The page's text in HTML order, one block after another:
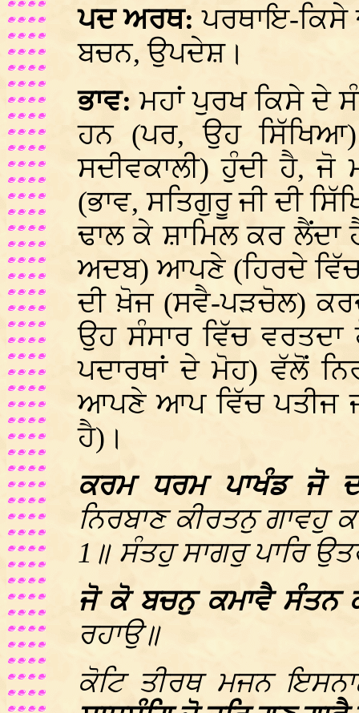
ਪਦ ਅਰਥ:ਪਰਥਾਇ-ਕਿਸੇ
ਬਚਨ, ਉਪਦੇਸ਼।
ਭਾਵ:ਮਹਾਂ ਪੁਰਖ ਕਿਸੇ ਦੇ
ਹਨ (ਪਰ, ਉਹ
ਸਦੀਵਕਾਲੀ) ਹੁੰਦੀ ਹੈ,
(ਭਾਵ, ਸਤਿਗੁਰੂ ਜੀ ਦੀ
ਢਾਲ ਕੇ ਸ਼ਾਮਿਲ ਕਰ
ਅਦਬ) ਆਪਣੇ (ਹਿਰਦੇ
ਦੀ ਖ਼ੋਜ (ਸਵੈ-ਪੜਚੋਲ)
ਉਹ ਸੰਸਾਰ ਵਿੱਚ
ਪਦਾਰਥਾਂ ਦੇ ਮੋਹ) ਵੱਲੋਂ
ਆਪਣੇ ਆਪ ਵਿੱਚ ਪਤੀਜ
ਹੈ)।
ਕਰਮ ਧਰਮ ਪਾਖੰਡ ਜੋ
ਨਿਰਬਾਣ ਕੀਰਤਨੁ ਗਾਵਹੁ
1॥ ਸੰਤਹੁ ਸਾਗਰੁ ਪਾਰਿ
ਜੋ ਕੋ ਬਚਨੁ ਕਮਾਵੈ ਸੰਤਨ
ਰਹਾਉ॥
ਕੋਟਿ ਤੀਰਥ ਮਜਨ